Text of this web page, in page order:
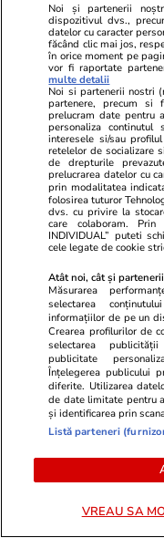
Wowbiz.ro
„Nu vreau să-i
numele”.
cu subînțeles
la Ploiești: „Să-i
după suflet”
POLITIC
Politică
Calculele lui Ilie
poduri și pasaje
putea construi în
statul nu ar mai
„Cheltuielile sunt
faţă de 2024”
Nicușor Dan îi
Noi și partenerii
dispozitivul dvs.,
datelor cu caracter
făcând clic mai jos,
în orice moment pe
vor fi raportate
multe detalii
Noi si partenerii nostri
partenere, precum si
prelucram date pentru
personaliza
interesele si/sau
retelelor de socializare
de drepturile
prelucrarea datelor cu
prin modalitatea
folosirea tuturor
dvs. cu privire la
care colaboram. Prin
INDIVIDUAL” puteti
cele legate de cookie
Atât noi, cât și
Măsurarea
selectarea
informațiilor de pe un
Crearea profilurilor de
selectarea
publicitate
Înțelegerea publicului
diferite. Utilizarea
de date limitate pentru
și identificarea prin
Listă parteneri
VREAU SA